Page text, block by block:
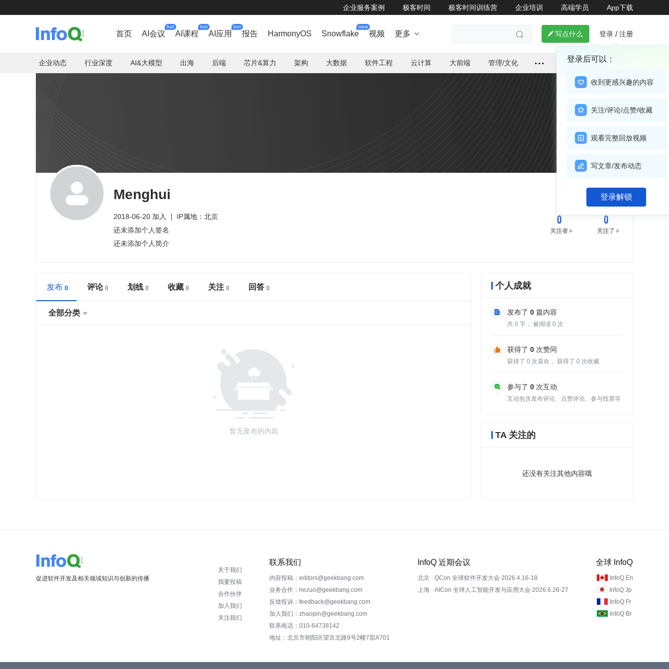
企业服务案例 极客时间 极客时间训练营 企业培训 高端学员 App下载
首页 AI会议
hot
AI课程
hot
AI应用
hot
报告 HarmonyOS Snowflake
new
视频 更多    写点什么 登录 / 注册
登录后可以：
收到更感兴趣的内容
关注/评论/点赞/收藏
观看完整回放视频
写文章/发布动态
登录解锁
企业动态 行业深度 AI&大模型 出海 后端 芯片&算力 架构 大数据 软件工程 云计算 大前端 管理/文化
Menghui
2018-06-20 加入
IP属地：北京
还未添加个人签名
还未添加个人简介
关注
0
关注者
0
关注了
发布 评论 划线 收藏 关注 回答
全部分类 
暂无发布的内容
个人成就
发布了 0 篇内容
共 0 字， 被阅读 0 次
获得了 0 次赞同
获得了 0 次喜欢， 获得了 0 次收藏
参与了 0 次互动
互动包含发布评论、点赞评论、参与投票等
TA 关注的
还没有关注其他内容哦
促进软件开发及相关领域知识与创新的传播
关于我们
我要投稿
合作伙伴
加入我们
关注我们
联系我们
内容投稿：editors@geekbang.com
业务合作：hezuo@geekbang.com
反馈投诉：feedback@geekbang.com
加入我们：zhaopin@geekbang.com
联系电话：010-64738142
地址：北京市朝阳区望京北路9号2幢7层A701
InfoQ 近期会议
北京 · QCon 全球软件开发大会 2026.4.16-18
上海 · AICon 全球人工智能开发与应用大会 2026.6.26-27
全球 InfoQ
InfoQ En
InfoQ Jp
InfoQ Fr
InfoQ Br